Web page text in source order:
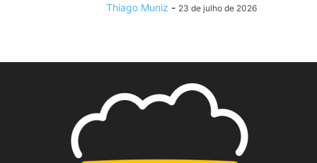
Thiago Muniz - 23 de julho de 2026